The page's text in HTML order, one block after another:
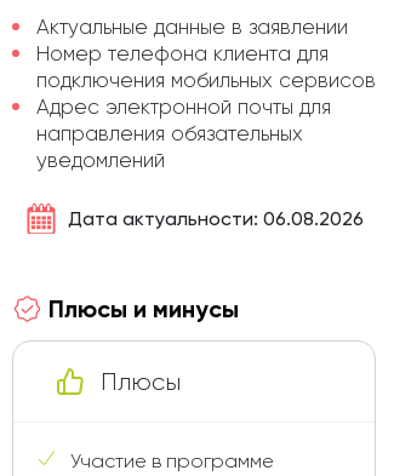
Актуальные данные в заявлении
Номер телефона клиента для
подключения мобильных сервисов
Адрес электронной почты для
направления обязательных
уведомлений
Дата актуальности: 06.08.2026
Плюсы и минусы
Плюсы
Участие в программе